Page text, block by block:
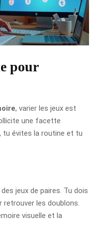
pour
, varier les jeux est
une facette
tu évites la routine et tu
jeux de paires. Tu dois
retrouver les doublons.
visuelle et la